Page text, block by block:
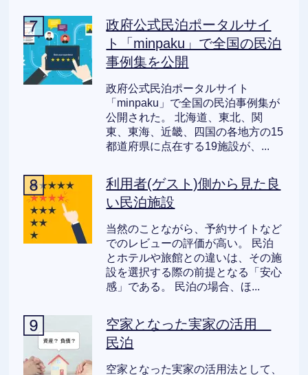
政府公式民泊ポータルサイ
ト「minpaku」で全国の民泊
事例集を公開
政府公式民泊ポータルサイト
「minpaku」で全国の民泊事例集が
公開された。 北海道、東北、関
東、東海、近畿、四国の各地方の15
都道府県に点在する19施設が、...
利用者(ゲスト)側から見た良
い民泊施設
当然のことながら、予約サイトなど
でのレビューの評価が高い。 民泊
とホテルや旅館との違いは、その施
設を選択する際の前提となる「安心
感」である。 民泊の場合、ほ...
空家となった実家の活用
民泊
空家となった実家の活用法として、